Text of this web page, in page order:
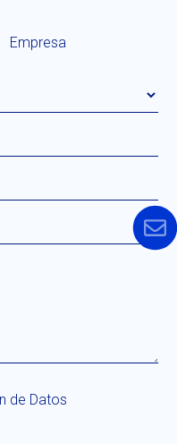
Empresa
de Datos